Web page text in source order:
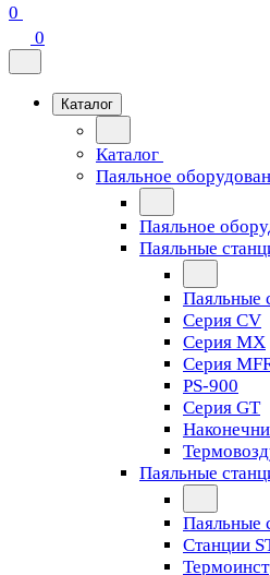
0
0
Каталог
Каталог
Паяльное
Паяльное
Паяльные
Паяльные
Серия CV
Серия MX
Серия
PS-900
Серия GT
Паяльные
Паяльные
Станции